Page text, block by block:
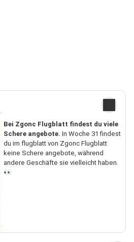
Bei Zgonc Flugblatt findest du viele
Schere angebote. In Woche 31 findest
du im flugblatt von Zgonc Flugblatt
keine Schere angebote, während
andere Geschäfte sie vielleicht haben.
👀